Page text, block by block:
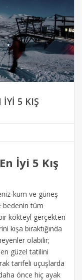
İYI 5 KIŞ
İyi 5 Kış
kum ve güneş
bedenin tüm
kokteyl gerçekten
kışa bıraktığında
olabilir;
güzel tatilini
tarifeli uçuşlarda
önce hiç ayak